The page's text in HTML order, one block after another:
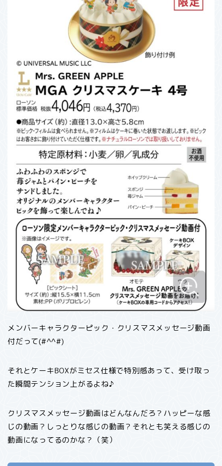
メンバーキャラクターピック・クリスマスメッセージ動画
付だって(#^^#)
それとケーキBOXがミセス仕様で特別感あって、受け取っ
た瞬間テンション上がるよね♪
クリスマスメッセージ動画はどんなんだろ？ハッピーな感
じの動画？しっとりな感じの動画？それとも笑える感じの
動画になってるのかな？（笑）